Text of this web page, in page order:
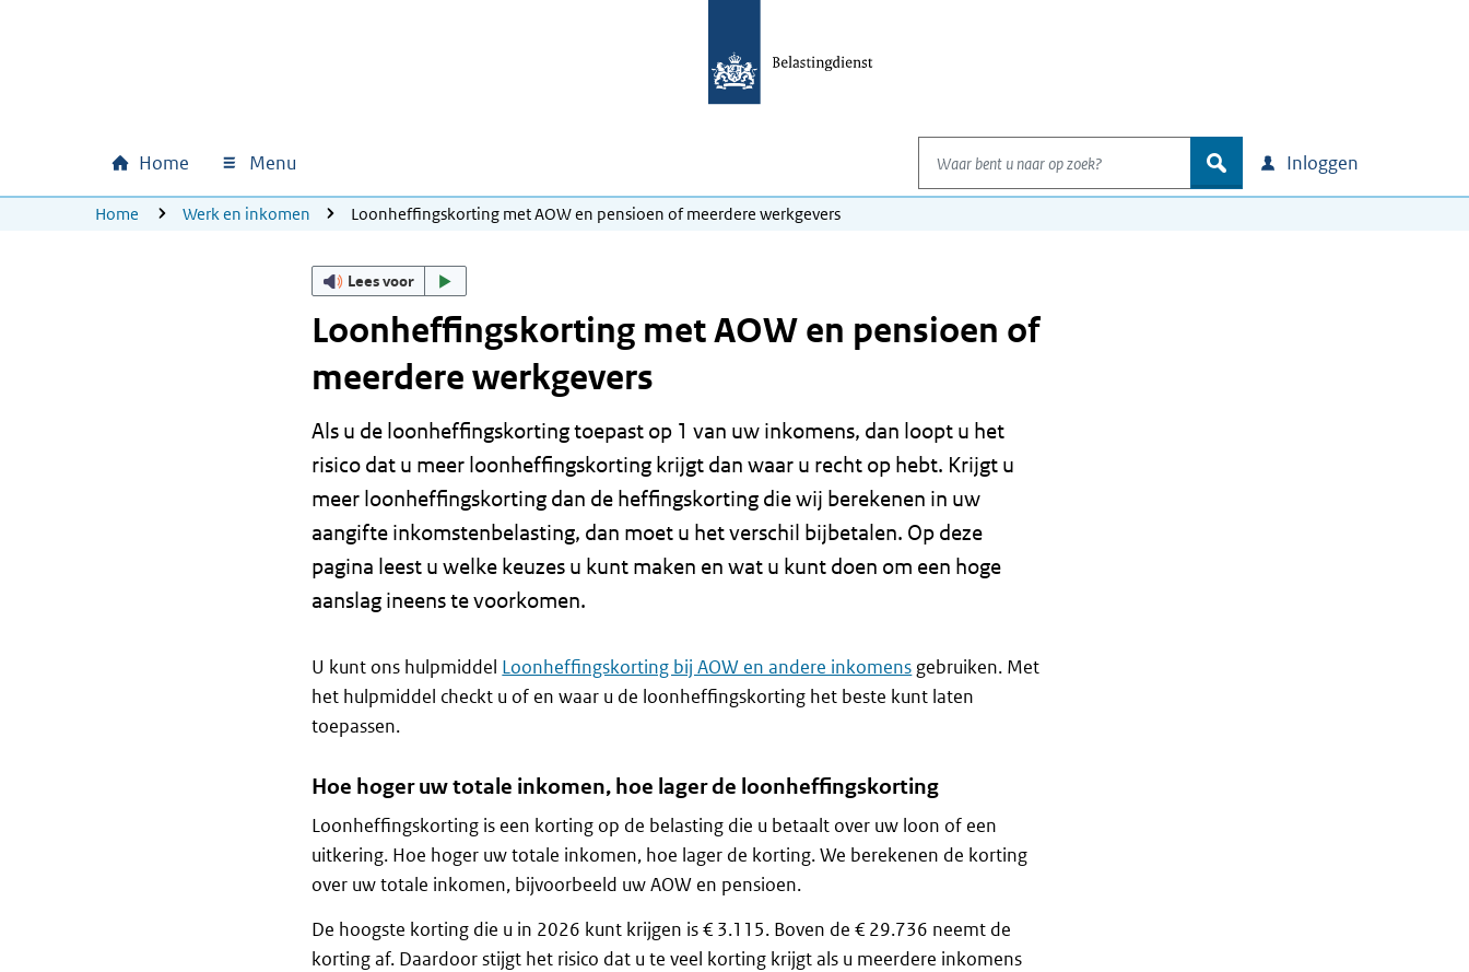
Hoofdnavigatie
Home Menu
Waar bent u naar op zoek?
zoek Inloggen
U bevindt zich hier:
Home Werk en inkomen Loonheffingskorting met AOW en pensioen of meerdere werkgevers
Lees voor
Loonheffingskorting met AOW en pensioen of
meerdere werkgevers
Als u de loonheffingskorting toepast op 1 van uw inkomens, dan loopt u het
risico dat u meer loonheffingskorting krijgt dan waar u recht op hebt. Krijgt u
meer loonheffingskorting dan de heffingskorting die wij berekenen in uw
aangifte inkomstenbelasting, dan moet u het verschil bijbetalen. Op deze
pagina leest u welke keuzes u kunt maken en wat u kunt doen om een hoge
aanslag ineens te voorkomen.
U kunt ons hulpmiddel Loonheffingskorting bij AOW en andere inkomens gebruiken. Met
het hulpmiddel checkt u of en waar u de loonheffingskorting het beste kunt laten
toepassen.
Hoe hoger uw totale inkomen, hoe lager de loonheffingskorting
Loonheffingskorting is een korting op de belasting die u betaalt over uw loon of een
uitkering. Hoe hoger uw totale inkomen, hoe lager de korting. We berekenen de korting
over uw totale inkomen, bijvoorbeeld uw AOW en pensioen.
De hoogste korting die u in 2026 kunt krijgen is € 3.115. Boven de € 29.736 neemt de
korting af. Daardoor stijgt het risico dat u te veel korting krijgt als u meerdere inkomens